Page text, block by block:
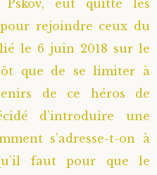
(Pospelov)
eût quitté les
rejoindre ceux du
le 6 juin 2018 sur le
que de se limiter à
de ce héros de
d’introduire une
s’adresse-t-on à
faut pour que le